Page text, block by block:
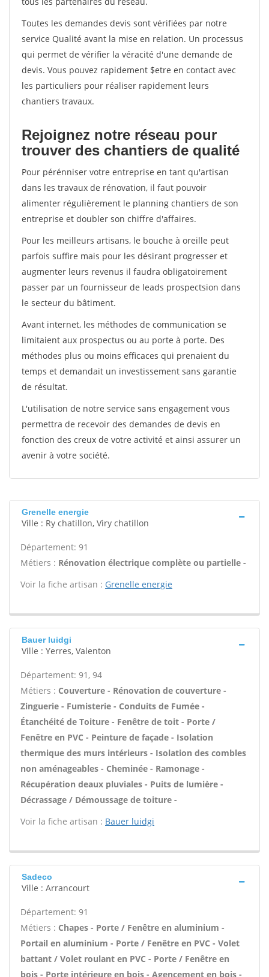
Toutes les demandes devis sont vérifiées par notre
service Qualité avant la mise en relation. Un processus
qui permet de vérifier la véracité d'une demande de
devis. Vous pouvez rapidement $etre en contact avec
les particuliers pour réaliser rapidement leurs
chantiers travaux.
Rejoignez notre réseau pour
trouver des chantiers de qualité
Pour pérénniser votre entreprise en tant qu'artisan
dans les travaux de rénovation, il faut pouvoir
alimenter régulièrement le planning chantiers de son
entreprise et doubler son chiffre d'affaires.
Pour les meilleurs artisans, le bouche à oreille peut
parfois suffire mais pour les désirant progresser et
augmenter leurs revenus il faudra obligatoirement
passer par un fournisseur de leads prospectsion dans
le secteur du bâtiment.
Avant internet, les méthodes de communication se
limitaient aux prospectus ou au porte à porte. Des
méthodes plus ou moins efficaces qui prenaient du
temps et demandait un investissement sans garantie
de résultat.
L'utilisation de notre service sans engagement vous
permettra de recevoir des demandes de devis en
fonction des creux de votre activité et ainsi assurer un
avenir à votre société.
Grenelle energie
Ville : Ry chatillon, Viry chatillon
Département: 91
Métiers : Rénovation électrique complète ou partielle -
Voir la fiche artisan : Grenelle energie
Bauer luidgi
Ville : Yerres, Valenton
Département: 91, 94
Métiers : Couverture - Rénovation de couverture -
Zinguerie - Fumisterie - Conduits de Fumée -
Étanchéité de Toiture - Fenêtre de toit - Porte /
Fenêtre en PVC - Peinture de façade - Isolation
thermique des murs intérieurs - Isolation des combles
non aménageables - Cheminée - Ramonage -
Récupération deaux pluviales - Puits de lumière -
Décrassage / Démoussage de toiture -
Voir la fiche artisan : Bauer luidgi
Sadeco
Ville : Arrancourt
Département: 91
Métiers : Chapes - Porte / Fenêtre en aluminium -
Portail en aluminium - Porte / Fenêtre en PVC - Volet
battant / Volet roulant en PVC - Porte / Fenêtre en
bois - Porte intérieure en bois - Agencement en bois -